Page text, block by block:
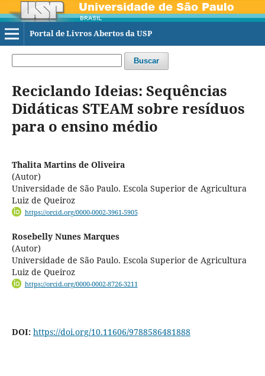
Portal de Livros Abertos da USP
Buscar
Reciclando Ideias: Sequências
Didáticas STEAM sobre resíduos
para o ensino médio
Thalita Martins de Oliveira
(Autor)
Universidade de São Paulo. Escola Superior de Agricultura
Luiz de Queiroz
https://orcid.org/0000-0002-3961-5905
Rosebelly Nunes Marques
(Autor)
Universidade de São Paulo. Escola Superior de Agricultura
Luiz de Queiroz
https://orcid.org/0000-0002-8726-3211
DOI: https://doi.org/10.11606/9788586481888